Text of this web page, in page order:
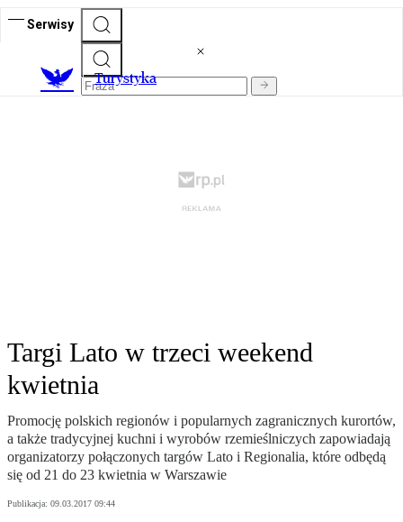
Serwisy
Turystyka
Targi Lato w trzeci weekend
kwietnia
Promocję polskich regionów i popularnych zagranicznych kurortów,
a także tradycyjnej kuchni i wyrobów rzemieślniczych zapowiadają
organizatorzy połączonych targów Lato i Regionalia, które odbędą
się od 21 do 23 kwietnia w Warszawie
Publikacja: 09.03.2017 09:44